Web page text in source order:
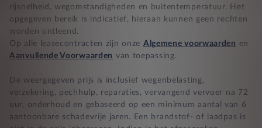
BB 14 dagen bedenktijd
Zekerheid bij klachten
rijsnelheid, wegomstandigheden en buitentemperatuur. Het
opgegeven bereik is indicatief, hieraan kunnen geen rechten
worden ontleend.
Op alle leasecontracten zijn onze Algemene voorwaarden en
Aanvullende Voorwaarden van toepassing.
De weergegeven prijs is inclusief wegenbelasting,
verzekering, pechhulp, reparaties, vervangend vervoer na 72
uur, onderhoud en gebaseerd op een minimum aantal van 6
aantoonbare schadevrije jaren. Een brandstof- of laadpas is